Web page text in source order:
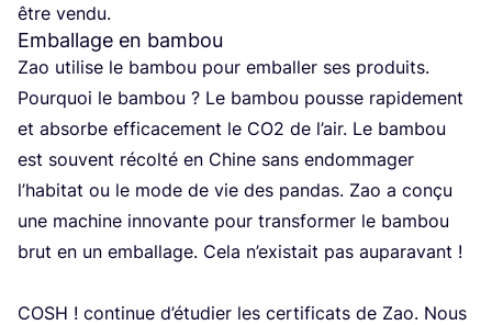
être vendu.
Emballage en bambou
Zao uti­lise le bam­bou pour embal­ler ses pro­duits.
Pour­quoi le bam­bou ? Le bam­bou pousse rapi­de­ment
et absorbe effi­ca­ce­ment le CO2 de l’air. Le bam­bou
est sou­vent récol­té en Chine sans endom­ma­ger
l’ha­bi­tat ou le mode de vie des pan­das. Zao a conçu
une machine inno­vante pour trans­for­mer le bam­bou
brut en un embal­lage. Cela n’exis­tait pas auparavant !
COSH ! conti­nue d’é­tu­dier les cer­ti­fi­cats de Zao. Nous